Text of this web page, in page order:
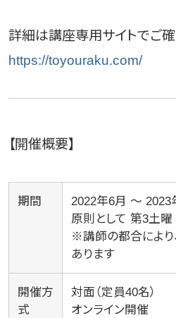
詳細は講座専用サイトでご確
https://toyouraku.com/
【開催概要】
期間
2022年6月 〜 2023
原則として 第3土曜
※講師の都合により
あります
開催方
式
対面（定員40名）
オンライン開催